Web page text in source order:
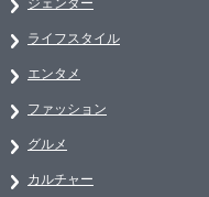
ライフスタイル
エンタメ
ファッション
グルメ
カルチャー